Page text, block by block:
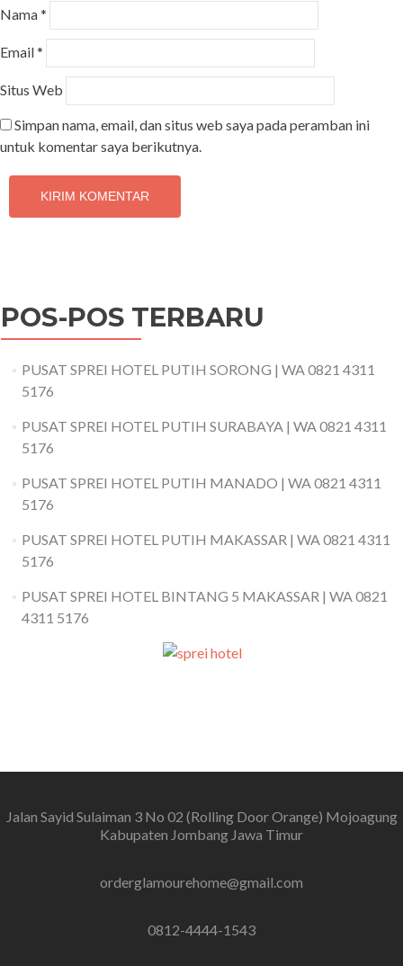
Nama*
Email*
Situs Web
Simpan nama, email, dan situs web saya pada peramban ini
untuk komentar saya berikutnya.
POS-POS TERBARU
PUSAT SPREI HOTEL PUTIH SORONG | WA 0821 4311
5176
PUSAT SPREI HOTEL PUTIH SURABAYA | WA 0821 4311
5176
PUSAT SPREI HOTEL PUTIH MANADO | WA 0821 4311
5176
PUSAT SPREI HOTEL PUTIH MAKASSAR | WA 0821 4311
5176
PUSAT SPREI HOTEL BINTANG 5 MAKASSAR | WA 0821
4311 5176
Jalan Sayid Sulaiman 3 No 02 (Rolling Door Orange) Mojoagung
Kabupaten Jombang Jawa Timur
orderglamourehome@gmail.com
0812-4444-1543